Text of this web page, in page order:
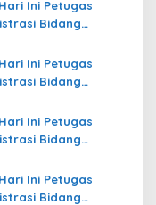
Ini Petugas
Bidang
Palu Terbaru
Ini Petugas
Bidang
Raijua Terbaru
Ini Petugas
Bidang
Bontang Terbaru
Ini Petugas
Bidang